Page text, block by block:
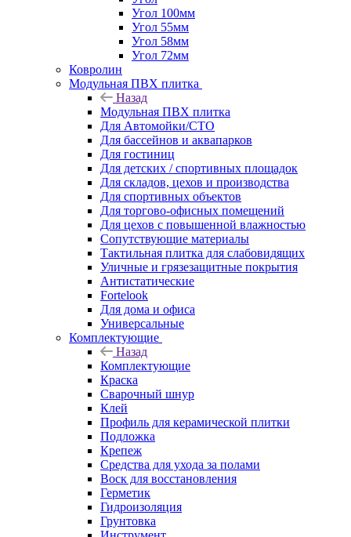
Угол 100мм
Угол 55мм
Угол 58мм
Угол 72мм
Ковролин
Модульная ПВХ плитка
Назад
Модульная ПВХ плитка
Для Автомойки/СТО
Для бассейнов и аквапарков
Для гостиниц
Для детских / спортивных площадок
Для складов, цехов и производства
Для спортивных объектов
Для торгово-офисных помещений
Для цехов с повышенной влажностью
Сопутствующие материалы
Тактильная плитка для слабовидящих
Уличные и грязезащитные покрытия
Антистатические
Fortelook
Для дома и офиса
Универсальные
Комплектующие
Назад
Комплектующие
Краска
Сварочный шнур
Клей
Профиль для керамической плитки
Подложка
Крепеж
Средства для ухода за полами
Воск для восстановления
Герметик
Гидроизоляция
Грунтовка